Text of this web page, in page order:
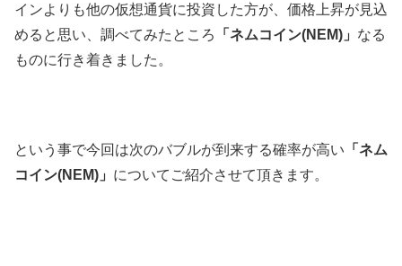
インよりも他の仮想通貨に投資した方が、価格上昇が見込
めると思い、調べてみたところ
「ネムコイン(NEM)」 なる
ものに行き着きました。
という事で今回は次のバブルが到来する確率が高い 「ネム
コイン(NEM)」 についてご紹介させて頂きます。